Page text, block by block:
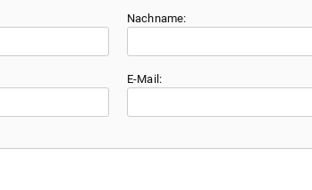
Nachname:
E-Mail: